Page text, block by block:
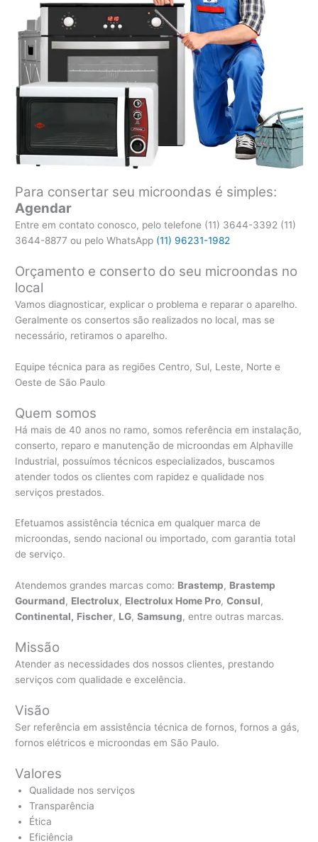
Para consertar seu microondas é simples:
Agendar
Entre em contato conosco, pelo telefone (11) 3644-3392 (11)
3644-8877 ou pelo WhatsApp (11) 96231-1982
Orçamento e conserto do seu microondas no
local
Vamos diagnosticar, explicar o problema e reparar o aparelho.
Geralmente os consertos são realizados no local, mas se
necessário, retiramos o aparelho.
Equipe técnica para as regiões Centro, Sul, Leste, Norte e
Oeste de São Paulo
Quem somos
Há mais de 40 anos no ramo, somos referência em instalação,
conserto, reparo e manutenção de microondas em Alphaville
Industrial, possuímos técnicos especializados, buscamos
atender todos os clientes com rapidez e qualidade nos
serviços prestados.
Efetuamos assistência técnica em qualquer marca de
microondas, sendo nacional ou importado, com garantia total
de serviço.
Atendemos grandes marcas como: Brastemp, Brastemp
Gourmand, Electrolux, Electrolux Home Pro,Consul,
Continental, Fischer, LG,Samsung, entre outras marcas.
Missão
Atender as necessidades dos nossos clientes, prestando
serviços com qualidade e excelência.
Visão
Ser referência em assistência técnica de fornos, fornos a gás,
fornos elétricos e microondas em São Paulo.
Valores
Qualidade nos serviços
Transparência
Ética
Eficiência